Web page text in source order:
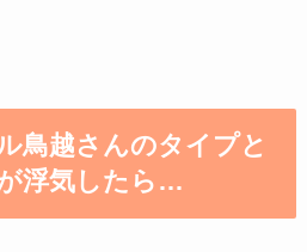
鳥越さんのタイプと
浮気したら…